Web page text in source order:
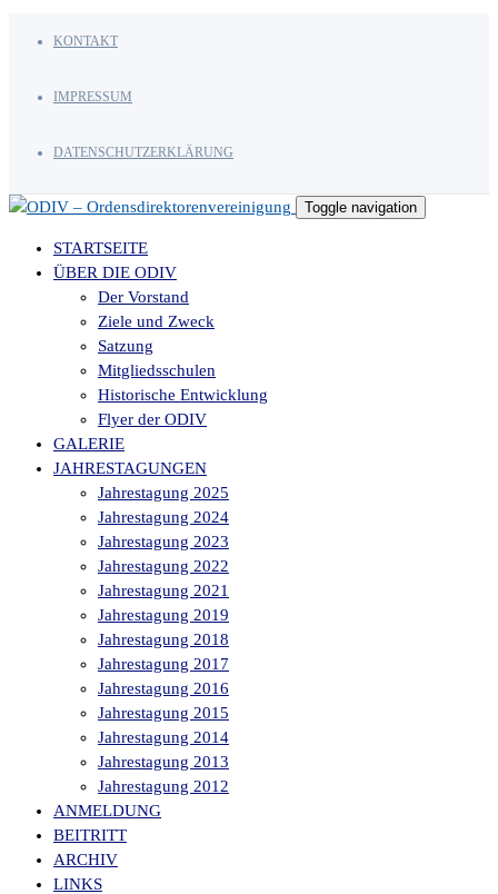
KONTAKT
IMPRESSUM
DATENSCHUTZERKLÄRUNG
Toggle navigation
STARTSEITE
ÜBER DIE ODIV
Der Vorstand
Ziele und Zweck
Satzung
Mitgliedsschulen
Historische Entwicklung
Flyer der ODIV
GALERIE
JAHRESTAGUNGEN
Jahrestagung 2025
Jahrestagung 2024
Jahrestagung 2023
Jahrestagung 2022
Jahrestagung 2021
Jahrestagung 2019
Jahrestagung 2018
Jahrestagung 2017
Jahrestagung 2016
Jahrestagung 2015
Jahrestagung 2014
Jahrestagung 2013
Jahrestagung 2012
ANMELDUNG
BEITRITT
ARCHIV
LINKS